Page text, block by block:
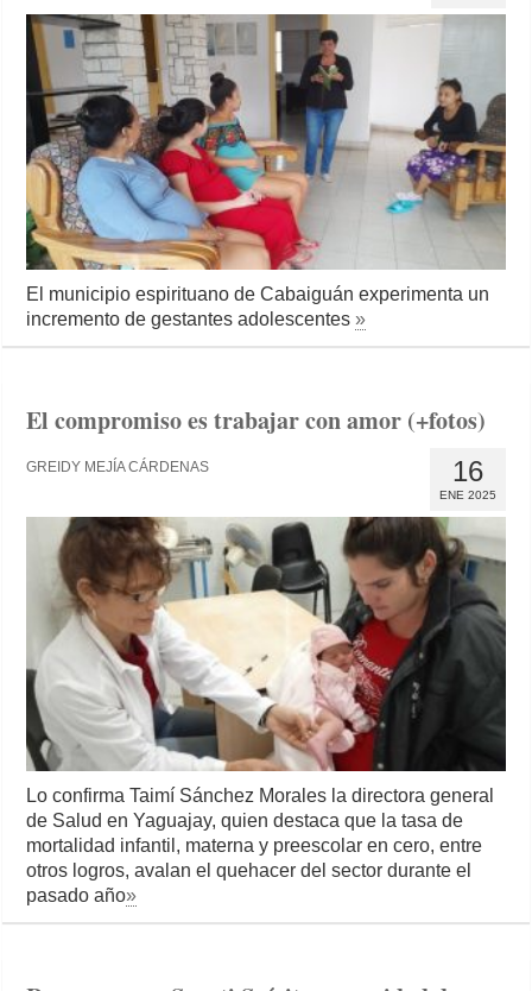
El municipio espirituano de Cabaiguán experimenta un
incremento de gestantes adolescentes»
El compromiso es trabajar con amor (+fotos)
16
ENE 2025
GREIDY MEJÍA CÁRDENAS
Lo confirma Taimí Sánchez Morales la directora general
de Salud en Yaguajay, quien destaca que la tasa de
mortalidad infantil, materna y preescolar en cero, entre
otros logros, avalan el quehacer del sector durante el
pasado año»